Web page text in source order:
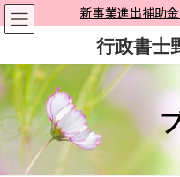
コ
ン
ン
ツ
へ
ス
キ
ッ
ナ
ビ
ー
シ
ョ
ン
に
移
新事業進出補助
行政書士